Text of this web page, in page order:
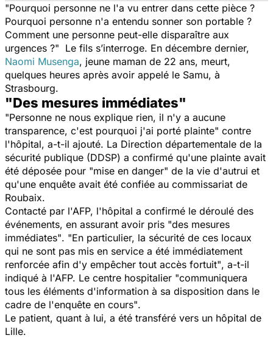
"Pourquoi personne ne l'a vu entrer dans cette pièce ?
Pourquoi personne n'a entendu sonner son portable ?
Comment une personne peut-elle disparaître aux
urgences ?" Le fils s’interroge. En décembre dernier,
Naomi Musenga, jeune maman de 22 ans, meurt,
quelques heures après avoir appelé le Samu, à
Strasbourg.
"Des mesures immédiates"
"Personne ne nous explique rien, il n'y a aucune
transparence, c'est pourquoi j'ai porté plainte" contre
l'hôpital, a-t-il ajouté. La Direction départementale de la
sécurité publique (DDSP) a confirmé qu'une plainte avait
été déposée pour "mise en danger" de la vie d'autrui et
qu'une enquête avait été confiée au commissariat de
Roubaix.
Contacté par l'AFP, l'hôpital a confirmé le déroulé des
événements, en assurant avoir pris "des mesures
immédiates". "En particulier, la sécurité de ces locaux
qui ne sont pas mis en service a été immédiatement
renforcée afin d'y empêcher tout accès fortuit", a-t-il
indiqué à l'AFP. Le centre hospitalier "communiquera
tous les éléments d'information à sa disposition dans le
cadre de l'enquête en cours".
Le patient, quant à lui, a été transféré vers un hôpital de
Lille.